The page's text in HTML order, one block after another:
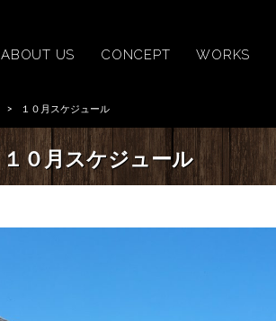
ABOUT US CONCEPT WORKS
> １０月スケジュール
１０月スケジュール